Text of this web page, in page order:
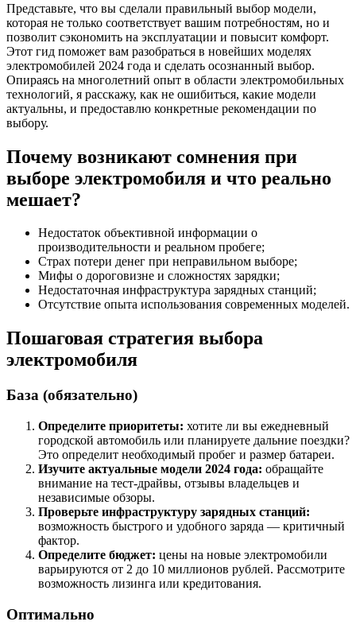
Представьте, что вы сделали правильный выбор модели,
которая не только соответствует вашим потребностям, но и
позволит сэкономить на эксплуатации и повысит комфорт.
Этот гид поможет вам разобраться в новейших моделях
электромобилей 2024 года и сделать осознанный выбор.
Опираясь на многолетний опыт в области электромобильных
технологий, я расскажу, как не ошибиться, какие модели
актуальны, и предоставлю конкретные рекомендации по
выбору.
Почему возникают сомнения при
выборе электромобиля и что реально
мешает?
Недостаток объективной информации о
производительности и реальном пробеге;
Страх потери денег при неправильном выборе;
Мифы о дороговизне и сложностях зарядки;
Недостаточная инфраструктура зарядных станций;
Отсутствие опыта использования современных моделей.
Пошаговая стратегия выбора
электромобиля
База (обязательно)
Определите приоритеты: хотите ли вы ежедневный
городской автомобиль или планируете дальние поездки?
Это определит необходимый пробег и размер батареи.
Изучите актуальные модели 2024 года: обращайте
внимание на тест-драйвы, отзывы владельцев и
независимые обзоры.
Проверьте инфраструктуру зарядных станций:
возможность быстрого и удобного заряда — критичный
фактор.
Определите бюджет: цены на новые электромобили
варьируются от 2 до 10 миллионов рублей. Рассмотрите
возможность лизинга или кредитования.
Оптимально